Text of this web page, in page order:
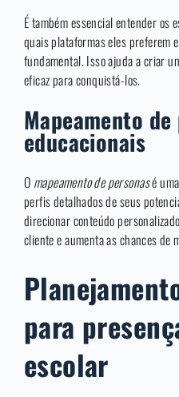
É também essencial entender os
quais plataformas eles preferem
fundamental. Isso ajuda a criar
eficaz para conquistá-los.
Mapeamento
educacionais
O mapeamento de personasé
perfis detalhados de seus
direcionar conteúdo
cliente e aumenta as chances de
para
escolar